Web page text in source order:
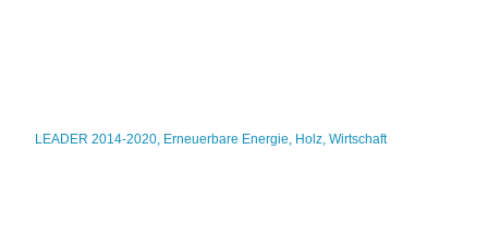
LEADER 2014-2020, Erneuerbare Energie, Holz,Wirtschaft